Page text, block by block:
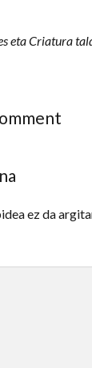
eta Criatura
ez da